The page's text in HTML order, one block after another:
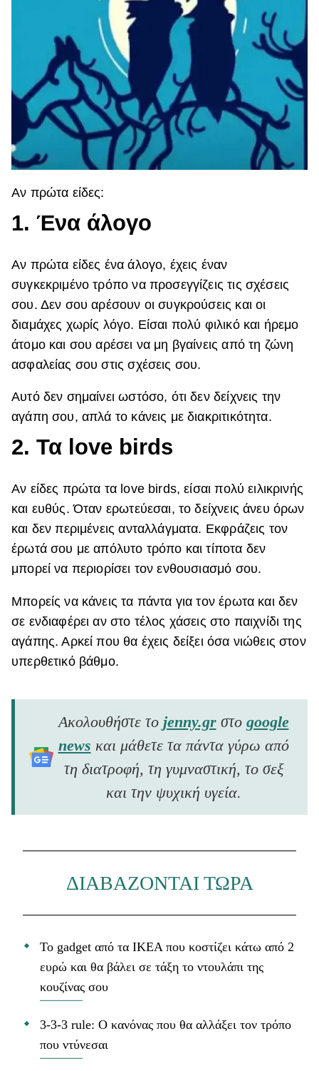
Aν πρώτα είδες:
1. Ένα άλογο
Αν πρώτα είδες ένα άλογο, έχεις έναν
συγκεκριμένο τρόπο να προσεγγίζεις τις σχέσεις
σου. Δεν σου αρέσουν οι συγκρούσεις και οι
διαμάχες χωρίς λόγο. Είσαι πολύ φιλικό και ήρεμο
άτομο και σου αρέσει να μη βγαίνεις από τη ζώνη
ασφαλείας σου στις σχέσεις σου.
Αυτό δεν σημαίνει ωστόσο, ότι δεν δείχνεις την
αγάπη σου, απλά το κάνεις με διακριτικότητα.
2. Τα love birds
Αν είδες πρώτα τα love birds, είσαι πολύ ειλικρινής
και ευθύς. Όταν ερωτεύεσαι, το δείχνεις άνευ όρων
και δεν περιμένεις ανταλλάγματα. Εκφράζεις τον
έρωτά σου με απόλυτο τρόπο και τίποτα δεν
μπορεί να περιορίσει τον ενθουσιασμό σου.
Μπορείς να κάνεις τα πάντα για τον έρωτα και δεν
σε ενδιαφέρει αν στο τέλος χάσεις στο παιχνίδι της
αγάπης. Αρκεί που θα έχεις δείξει όσα νιώθεις στον
υπερθετικό βάθμο.
Ακολουθήστε το jenny.grστο google
news και μάθετε τα πάντα γύρω από
τη διατροφή, τη γυμναστική, το σεξ
και την ψυχική υγεία.
ΔΙΑΒΑΖΟΝΤΑΙ ΤΩΡΑ
Το gadget από τα IKEA που κοστίζει κάτω από 2
ευρώ και θα βάλει σε τάξη το ντουλάπι της
κουζίνας σου
3-3-3 rule: Ο κανόνας που θα αλλάξει τον τρόπο
που ντύνεσαι